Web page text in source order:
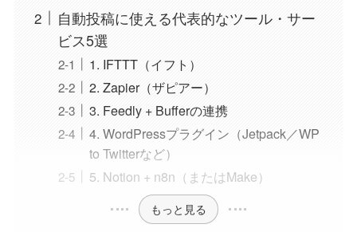
自動投稿に使える代表的なツール・サー
ビス5選
1. IFTTT（イフト）
2. Zapier（ザピアー）
3. Feedly + Bufferの連携
4. WordPressプラグイン（Jetpack／WP
to Twitterなど）
5. Notion + n8n（またはMake）
もっと見る